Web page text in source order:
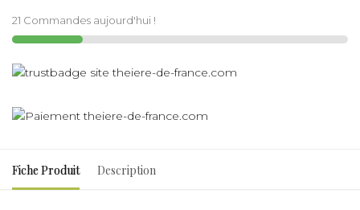
21 Commandes aujourd'hui !
Fiche Produit Description